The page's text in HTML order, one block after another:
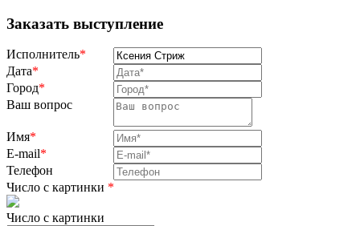
Заказать выступление
Исполнитель*
Дата*
Город*
Ваш вопрос
Имя*
E-mail*
Телефон
Число с картинки *
Число с картинки